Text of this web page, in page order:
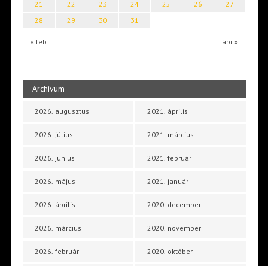
« feb ápr »
21
22 23 24 25 26
27
28
29 30 31
Archívum
2026. augusztus
2026. július
2026. június
2026. május
2026. április
2026. március
2026. február
2021. április
2021. március
2021. február
2021. január
2020. december
2020. november
2020. október